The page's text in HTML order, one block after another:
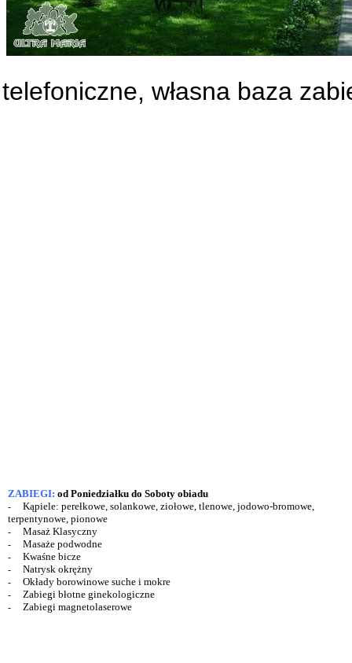
telefoniczne, własna baza
ZABIEGI: od Poniedziałku do Soboty obiadu
-
Kąpiele: perełkowe, solankowe, ziołowe, tlenowe, jodowo-bromowe,
terpentynowe, pionowe
- Masaż Klasyczny
- Masaże podwodne
- Kwaśne bicze
- Natrysk okrężny
- Okłady borowinowe suche i mokre
- Zabiegi błotne ginekologiczne
- Zabiegi magnetolaserowe